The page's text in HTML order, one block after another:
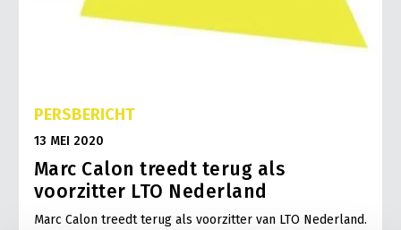
PERSBERICHT
13 MEI 2020
Marc Calon treedt terug als
voorzitter LTO Nederland
Marc Calon treedt terug als voorzitter van LTO Nederland.